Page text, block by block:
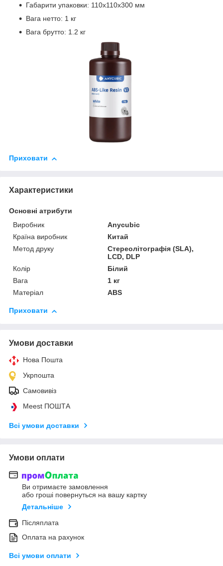
Габарити упаковки: 110х110х300 мм
Вага нетто: 1 кг
Вага брутто: 1.2 кг
Приховати
Характеристики
Основні атрибути
Виробник
Anycubic
Країна виробник
Китай
Метод друку
Стереолітографія (SLA),
LCD, DLP
Колір
Білий
Вага
1 кг
Матеріал
ABS
Приховати
Умови доставки
Нова Пошта
Укрпошта
Самовивіз
Meest ПОШТА
Всі умови доставки
Умови оплати
Ви отримаєте замовлення
або гроші повернуться на вашу картку
Детальніше
Післяплата
Оплата на рахунок
Всі умови оплати